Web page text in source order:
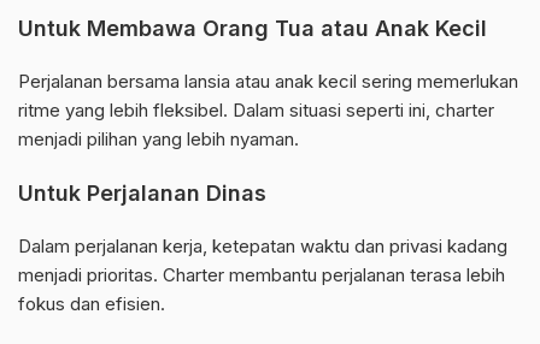
Untuk Membawa Orang Tua atau Anak Kecil
Perjalanan bersama lansia atau anak kecil sering memerlukan
ritme yang lebih fleksibel. Dalam situasi seperti ini, charter
menjadi pilihan yang lebih nyaman.
Untuk Perjalanan Dinas
Dalam perjalanan kerja, ketepatan waktu dan privasi kadang
menjadi prioritas. Charter membantu perjalanan terasa lebih
fokus dan efisien.